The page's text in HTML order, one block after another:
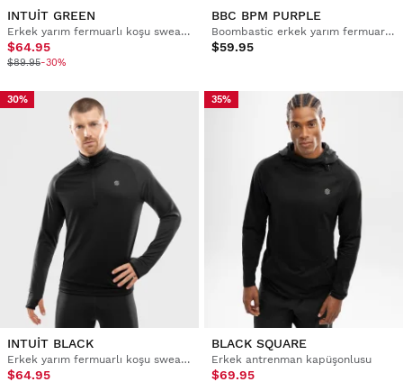
INTUIT GREEN
Erkek yarım fermuarlı koşu sweatshirt'ü
$64.95
$89.95-30%
BBC BPM PURPLE
Boombastic erkek yarım fermuarlı sweatshirt
$59.95
30%
INTUIT BLACK
Erkek yarım fermuarlı koşu sweatshirt'ü
$64.95
35%
BLACK SQUARE
Erkek antrenman kapüşonlusu
$69.95